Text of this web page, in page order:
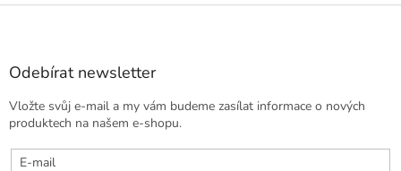
Z
Odebírat newsletter
Vložte svůj e-mail a my vám budeme zasílat informace o nových
produktech na našem e-shopu.
E-mail